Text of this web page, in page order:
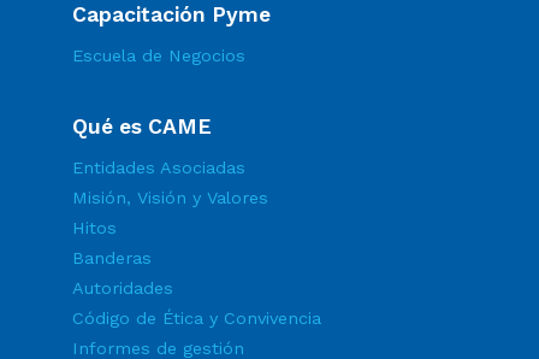
Capacitación Pyme
Escuela de Negocios
Qué es CAME
Entidades Asociadas
Misión, Visión y Valores
Hitos
Banderas
Autoridades
Código de Ética y Convivencia
Informes de gestión